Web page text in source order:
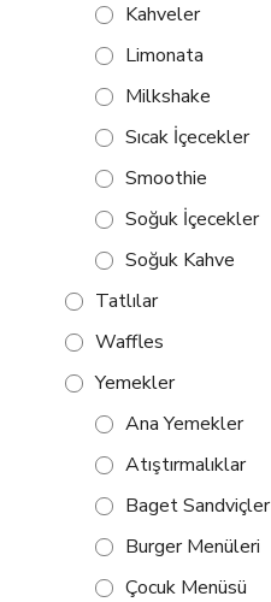
Kahveler
Limonata
Milkshake
Sıcak İçecekler
Smoothie
Soğuk İçecekler
Soğuk Kahve
Tatlılar
Waffles
Yemekler
Ana Yemekler
Atıştırmalıklar
Baget Sandviçler
Burger Menüleri
Çocuk Menüsü